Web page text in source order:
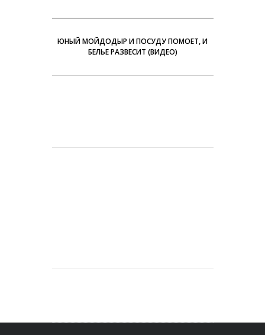
ЮНЫЙ МОЙДОДЫР И ПОСУДУ ПОМОЕТ, И
БЕЛЬЕ РАЗВЕСИТ (ВИДЕО)